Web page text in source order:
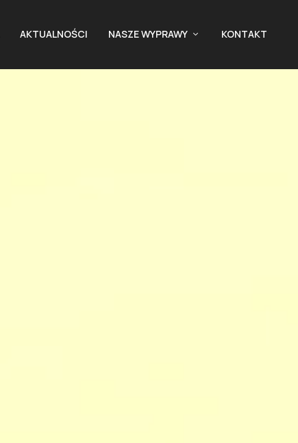
AKTUALNOŚCI NASZE WYPRAWY KONTAKT